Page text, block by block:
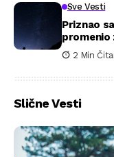
Sve Vesti
Priznao
promenio
2 Min
Slične Vesti